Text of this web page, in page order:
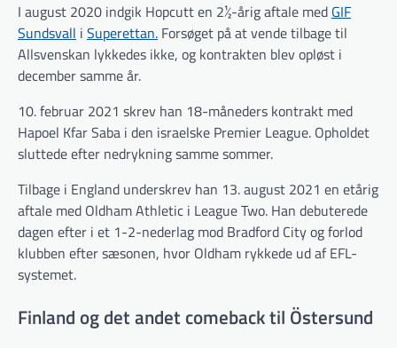
I august 2020 indgik Hopcutt en 2½-årig aftale med GIF
Sundsvall i Superettan. Forsøget på at vende tilbage til
Allsvenskan lykkedes ikke, og kontrakten blev opløst i
december samme år.
10. februar 2021 skrev han 18-måneders kontrakt med
Hapoel Kfar Saba i den israelske Premier League. Opholdet
sluttede efter nedrykning samme sommer.
Tilbage i England underskrev han 13. august 2021 en etårig
aftale med Oldham Athletic i League Two. Han debuterede
dagen efter i et 1-2-nederlag mod Bradford City og forlod
klubben efter sæsonen, hvor Oldham rykkede ud af EFL-
systemet.
Finland og det andet comeback til Östersund